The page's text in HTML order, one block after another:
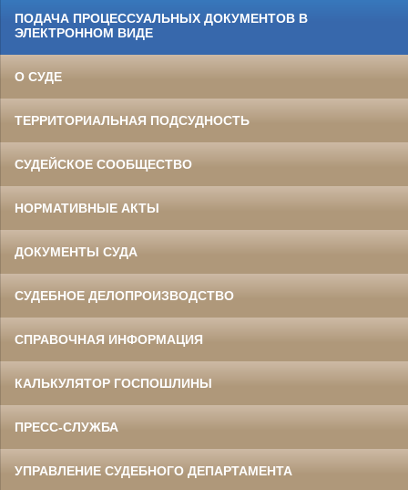
ПОДАЧА ПРОЦЕССУАЛЬНЫХ ДОКУМЕНТОВ В
ЭЛЕКТРОННОМ ВИДЕ
О СУДЕ
ТЕРРИТОРИАЛЬНАЯ ПОДСУДНОСТЬ
СУДЕЙСКОЕ СООБЩЕСТВО
НОРМАТИВНЫЕ АКТЫ
ДОКУМЕНТЫ СУДА
СУДЕБНОЕ ДЕЛОПРОИЗВОДСТВО
СПРАВОЧНАЯ ИНФОРМАЦИЯ
КАЛЬКУЛЯТОР ГОСПОШЛИНЫ
ПРЕСС-СЛУЖБА
УПРАВЛЕНИЕ СУДЕБНОГО ДЕПАРТАМЕНТА